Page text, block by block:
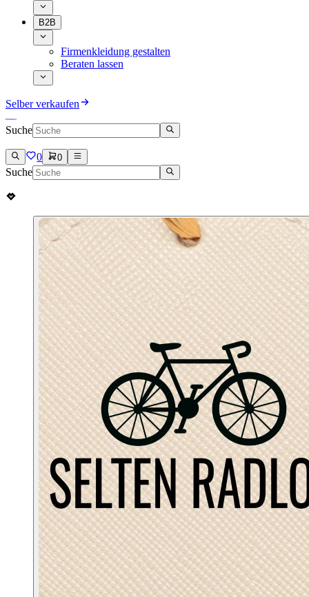
B2B
Firmenkleidung gestalten
Beraten lassen
Selber verkaufen
Suche
0 0
Suche